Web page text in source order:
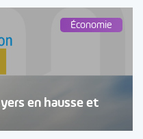
Économie
en hausse et